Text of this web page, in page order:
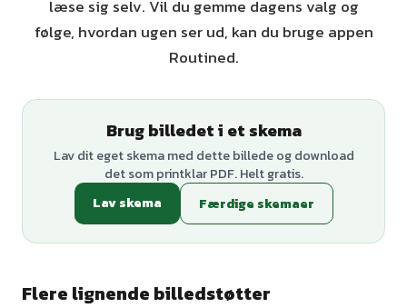
læse sig selv. Vil du gemme dagens valg og
følge, hvordan ugen ser ud, kan du bruge appen
Routined.
Brug billedet i et skema
Lav dit eget skema med dette billede og download
det som printklar PDF. Helt gratis.
Lav skema
Færdige skemaer
Flere lignende billedstøtter